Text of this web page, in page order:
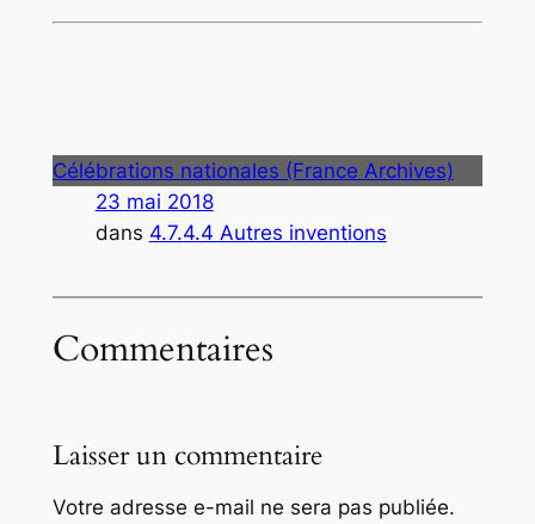
Célébrations nationales (France Archives)
23 mai 2018
dans 4.7.4.4 Autres inventions
Commentaires
Laisser un commentaire
Votre adresse e-mail ne sera pas publiée.